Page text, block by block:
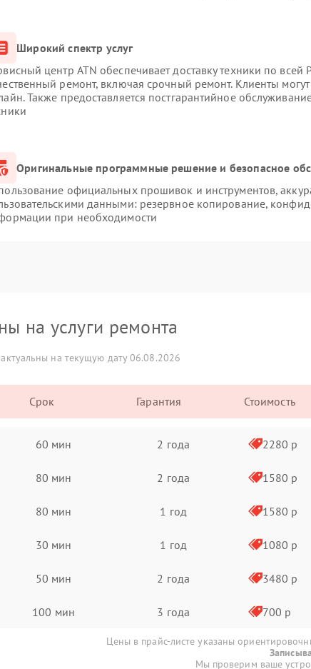
Широкий спектр услуг
центр ATN обеспечивает доставку техники по всей
ремонт, включая срочный ремонт. Клиенты могут
Также предоставляется постгарантийное
Оригинальные программные решение и безопасное
официальных прошивок и инструментов,
данными: резервное копирование,
при необходимости
на услуги ремонта
на текущую дату 06.08.2026
Срок Гарантия Стоимость
60 мин 2 года 2280 р
80 мин 2 года 1580 р
80 мин 1 год 1580 р
30 мин 1 год 1080 р
50 мин 2 года 3480 р
100 мин 3 года 700 р
Цены в прайс-листе указаны
Мы проверим ваше